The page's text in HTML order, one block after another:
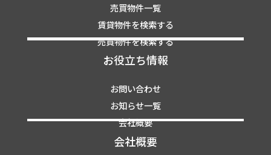
売買物件一覧
賃貸物件を検索する
売買物件を検索する
お役立ち情報
お問い合わせ
お知らせ一覧
会社概要
会社概要